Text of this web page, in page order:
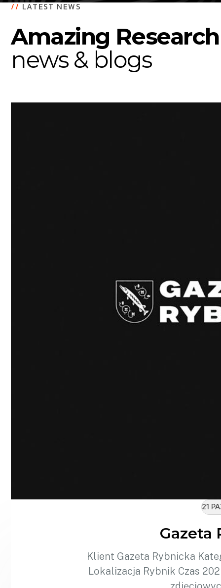
//LATEST NEWS
Amazing Research
news & blogs
21
Gazeta
Klient Gazeta Rybnicka
Lokalizacja Rybnik Czas